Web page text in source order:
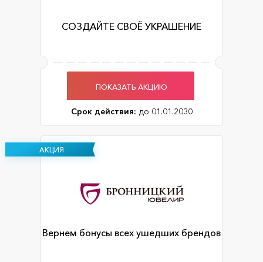
СОЗДАЙТЕ СВОЁ УКРАШЕНИЕ
ПОКАЗАТЬ АКЦИЮ
Срок действия: до 01.01.2030
АКЦИЯ
Вернем бонусы всех ушедших брендов